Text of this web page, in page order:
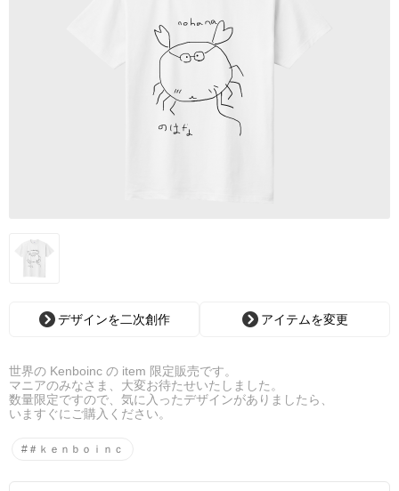
デザインを二次創作 アイテムを変更
世界の Kenboinc の item 限定販売です。
マニアのみなさま、大変お待たせいたしました。
数量限定ですので、気に入ったデザインがありましたら、
いますぐにご購入ください。
#＃ｋｅｎｂｏｉｎｃ